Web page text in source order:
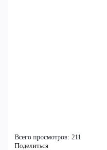
Всего просмотров: 211
Поделиться